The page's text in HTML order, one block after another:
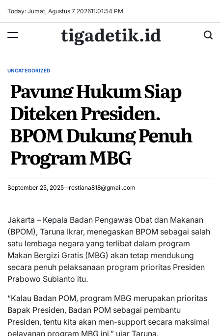
Today: Jumat, Agustus 7 202611:01:55 PM
tigadetik.id
POSTED
UNCATEGORIZED
Payung Hukum Siap
Diteken Presiden,
BPOM Dukung Penuh
Program MBG
September 25, 2025 restiana818@gmail.com
Jakarta – Kepala Badan Pengawas Obat dan Makanan
(BPOM), Taruna Ikrar, menegaskan BPOM sebagai salah
satu lembaga negara yang terlibat dalam program
Makan Bergizi Gratis (MBG) akan tetap mendukung
secara penuh pelaksanaan program prioritas Presiden
Prabowo Subianto itu.
“Kalau Badan POM, program MBG merupakan prioritas
Bapak Presiden, Badan POM sebagai pembantu
Presiden, tentu kita akan men-support secara maksimal
pelayanan program MBG ini,” ujar Taruna.